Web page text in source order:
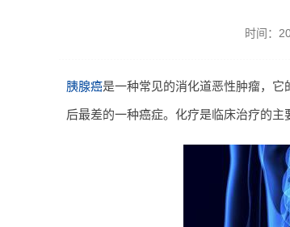
时间：
胰腺癌是一种常见的消化道恶性肿瘤，
后最差的一种癌症。化疗是临床治疗的主